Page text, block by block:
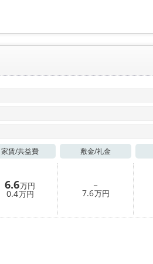
家賃/共益費 敷金/礼金
6.6万円
0.4万円
－
7.6万円